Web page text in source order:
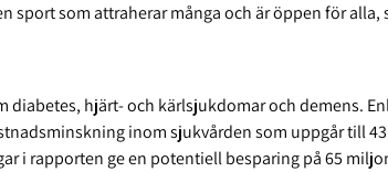
som attraherar många och är öppen för alla,
hjärt- och kärlsjukdomar och demens.
inom sjukvården som uppgår till
i rapporten ge en potentiell besparing på 65